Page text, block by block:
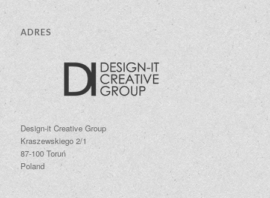
ADRES
Design-it Creative Group
Kraszewskiego 2/1
87-100 Toruń
Poland